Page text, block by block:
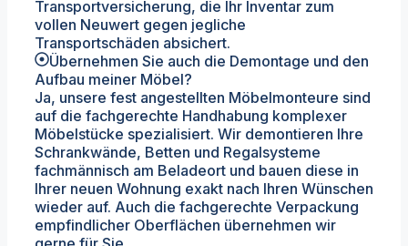
Transportversicherung, die Ihr Inventar zum
vollen Neuwert gegen jegliche
Transportschäden absichert.
Übernehmen Sie auch die Demontage und den
Aufbau meiner Möbel?
Ja, unsere fest angestellten Möbelmonteure sind
auf die fachgerechte Handhabung komplexer
Möbelstücke spezialisiert. Wir demontieren Ihre
Schrankwände, Betten und Regalsysteme
fachmännisch am Beladeort und bauen diese in
Ihrer neuen Wohnung exakt nach Ihren Wünschen
wieder auf. Auch die fachgerechte Verpackung
empfindlicher Oberflächen übernehmen wir